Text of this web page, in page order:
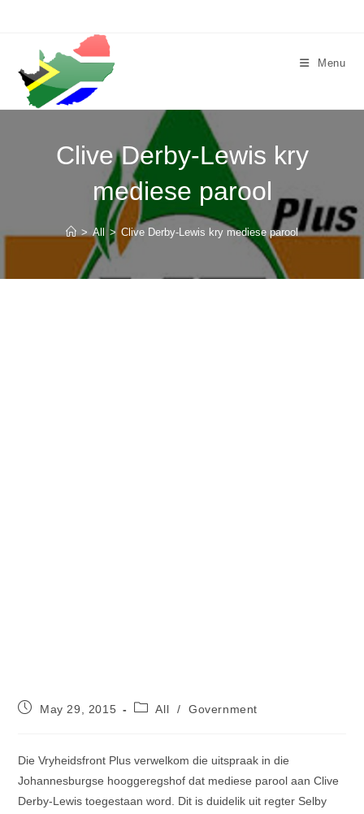
Menu
Clive Derby-Lewis kry
mediese parool
> All > Clive Derby-Lewis kry mediese parool
PostMay 29, 2015
PostAll / Government
Die Vryheidsfront Plus verwelkom die uitspraak in die
Johannesburgse hooggeregshof dat mediese parool aan Clive
Derby-Lewis toegestaan word. Dit is duidelik uit regter Selby